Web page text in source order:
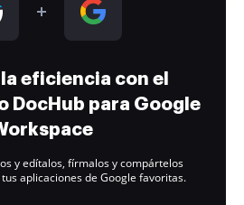
eficiencia con el
DocHub para Google
y edítalos, fírmalos y compártelos
aplicaciones de Google favoritas.